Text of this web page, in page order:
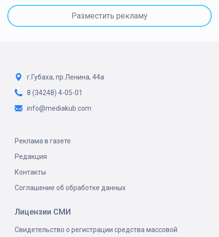
Разместить рекламу
г.Губаха, пр.Ленина, 44а
8 (34248) 4-05-01
info@mediakub.com
Реклама в газете
Редакция
Контакты
Соглашение об обработке данных
Лицензии СМИ
Свидетельство о регистрации средства массовой